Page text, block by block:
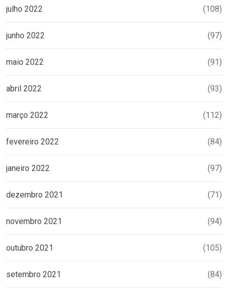
julho 2022 (108)
junho 2022 (97)
maio 2022 (91)
abril 2022 (93)
março 2022 (112)
fevereiro 2022 (84)
janeiro 2022 (97)
dezembro 2021 (71)
novembro 2021 (94)
outubro 2021 (105)
setembro 2021 (84)